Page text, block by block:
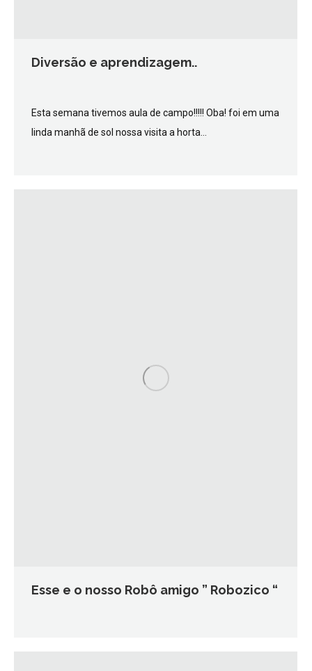
Diversão e aprendizagem..
Esta semana tivemos aula de campo!!!!! Oba! foi em uma
linda manhã de sol nossa visita a horta…
Esse e o nosso Robô amigo ” Robozico “